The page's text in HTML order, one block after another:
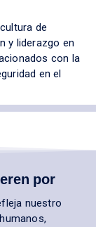
de
y liderazgo en
con la
en el
por
nuestro